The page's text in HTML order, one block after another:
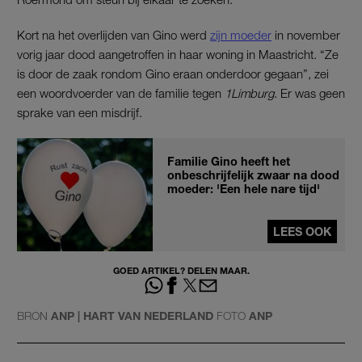
Kort na het overlijden van Gino werd zijn moeder in november
vorig jaar dood aangetroffen in haar woning in Maastricht. “Ze
is door de zaak rondom Gino eraan onderdoor gegaan”, zei
een woordvoerder van de familie tegen 1Limburg. Er was geen
sprake van een misdrijf.
Familie Gino heeft het
onbeschrijfelijk zwaar na dood
moeder: 'Een hele nare tijd'
LEES OOK
GOED ARTIKEL? DELEN MAAR.
BRON ANP | HART VAN NEDERLAND FOTO ANP